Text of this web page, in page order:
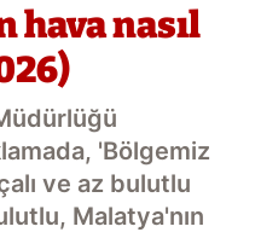
hava nasıl
'Bölgemiz
ve az bulutlu
Malatya'nın